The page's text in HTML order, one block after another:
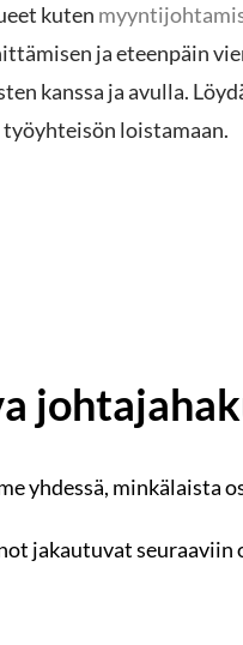
kuten
ja eteenpäin
kanssa ja avulla.
työyhteisön loistamaan.
yhdessä, minkälaista
jakautuvat seuraaviin